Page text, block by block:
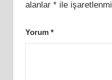
alanlar *ile
Yorum *